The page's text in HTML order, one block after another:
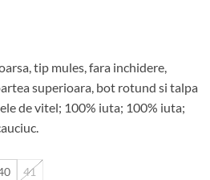
lei.
tip mules, fara inchidere,
superioara, bot rotund si talpa
de vitel; 100% iuta; 100% iuta;
41